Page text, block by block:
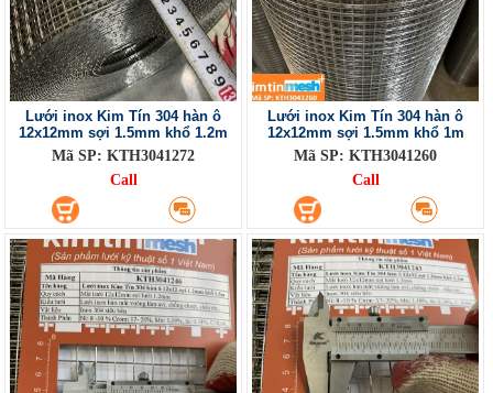
Lưới inox Kim Tín 304 hàn ô
12x12mm sợi 1.5mm khổ 1.2m
Mã SP: KTH3041272
Call
Lưới inox Kim Tín 304 hàn ô
12x12mm sợi 1.5mm khổ 1m
Mã SP: KTH3041260
Call